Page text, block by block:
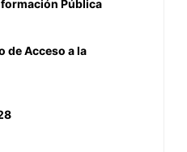
Pública
de Acceso a la